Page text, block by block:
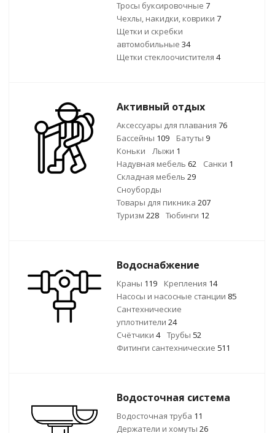
Тросы буксировочные 7
Чехлы, накидки, коврики 7
Щетки и скребки
автомобильные 34
Щетки стеклоочистителя 4
Активный отдых
Аксессуары для плавания 76
Бассейны 109 Батуты 9
Коньки
Лыжи 1
Надувная мебель 62 Санки 1
Складная мебель 29
Сноуборды
Товары для пикника 207
Туризм 228 Тюбинги 12
Водоснабжение
Краны 119 Крепления 14
Насосы и насосные станции 85
Сантехнические
уплотнители 24
Счётчики 4 Трубы 52
Фитинги сантехнические 511
Водосточная система
Водосточная труба 11
Держатели и хомуты 26